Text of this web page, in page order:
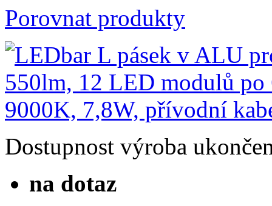
Porovnat produkty
Dostupnost výroba
na dotaz